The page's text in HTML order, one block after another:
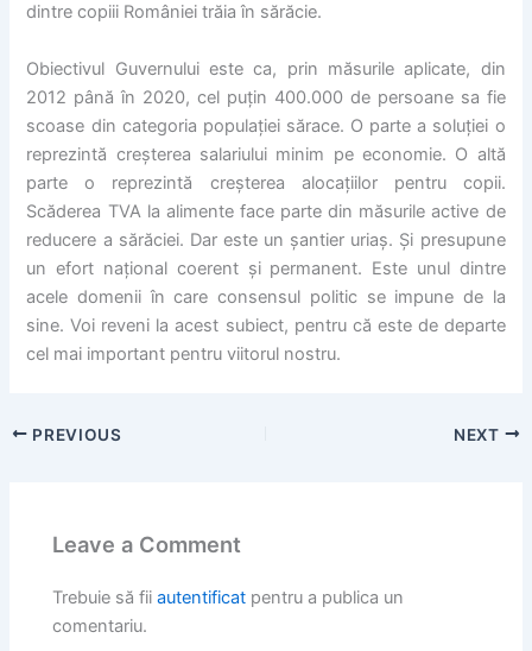
dintre copiii României trăia în sărăcie.
Obiectivul Guvernului este ca, prin măsurile aplicate, din
2012 până în 2020, cel puțin 400.000 de persoane sa fie
scoase din categoria populației sărace. O parte a soluției o
reprezintă creșterea salariului minim pe economie. O altă
parte o reprezintă creșterea alocațiilor pentru copii.
Scăderea TVA la alimente face parte din măsurile active de
reducere a sărăciei. Dar este un șantier uriaș. Și presupune
un efort național coerent și permanent. Este unul dintre
acele domenii în care consensul politic se impune de la
sine. Voi reveni la acest subiect, pentru că este de departe
cel mai important pentru viitorul nostru.
PREVIOUS NEXT
Leave a Comment
Trebuie să fiiautentificat pentru a publica un
comentariu.